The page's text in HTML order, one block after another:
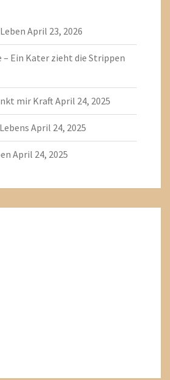
April 23, 2026
– Ein Kater zieht die Strippen
mir KraftApril 24, 2025
April 24, 2025
April 24, 2025